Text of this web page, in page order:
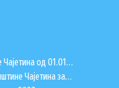
од 01.01…
Чајетина за…